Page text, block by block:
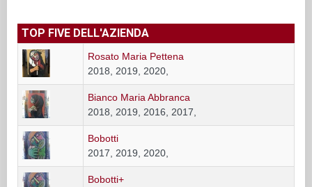
TOP FIVE DELL'AZIENDA
Rosato Maria Pettena
2018, 2019, 2020,
Bianco Maria Abbranca
2018, 2019, 2016, 2017,
Bobotti
2017, 2019, 2020,
Bobotti+